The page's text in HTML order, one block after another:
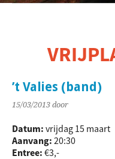
’t Valies (band)
15/03/2013 door
Datum: vrijdag 15 maart
Aanvang: 20:30
Entree: €3,-